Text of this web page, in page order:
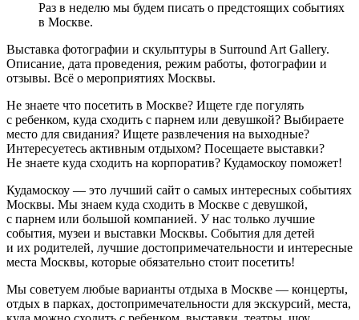
Раз в неделю мы будем писать о предстоящих событиях
в Москве.
Выставка фотографии и скульптуры в Surround Art Gallery.
Описание, дата проведения, режим работы, фотографии и
отзывы. Всё о мероприятиях Москвы.
Не знаете что посетить в Москве? Ищете где погулять
с ребенком, куда сходить с парнем или девушкой? Выбираете
место для свидания? Ищете развлечения на выходные?
Интересуетесь активным отдыхом? Посещаете выставки?
Не знаете куда сходить на корпоратив? Кудамоскоу поможет!
Кудамоскоу — это лучший сайт о самых интересных событиях
Москвы. Мы знаем куда сходить в Москве с девушкой,
с парнем или большой компанией. У нас только лучшие
события, музеи и выставки Москвы. События для детей
и их родителей, лучшие достопримечательности и интересные
места Москвы, которые обязательно стоит посетить!
Мы советуем любые варианты отдыха в Москве — концерты,
отдых в парках, достопримечательности для экскурсий, места,